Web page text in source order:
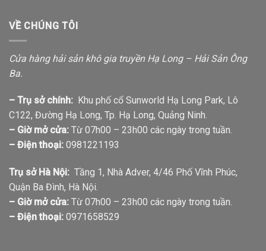
VỀ CHÚNG TÔI
Cửa hàng hải sản khô gia truyền Hạ Long – Hải Sản Ông
Ba.
– Trụ sở chính: Khu phố cổ Sunworld Hạ Long Park, Lô
C122, Đường Hạ Long, Tp. Hạ Long, Quảng Ninh.
– Giờ mở cửa: Từ 07h00 – 23h00 các ngày trong tuần.
– Điện thoại: 0981221193
Trụ sở Hà Nội: Tầng 1, Nhà Adver, 4/46 Phố Vĩnh Phúc,
Quận Ba Đình, Hà Nội.
– Giờ mở cửa: Từ 07h00 – 23h00 các ngày trong tuần.
– Điện thoại: 0971658529